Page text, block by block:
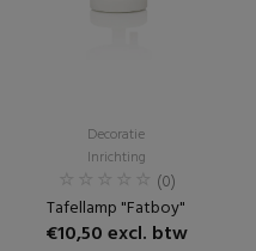
Decoratie
Inrichting
(0)
Tafellamp "Fatboy"
€10,50 excl. btw